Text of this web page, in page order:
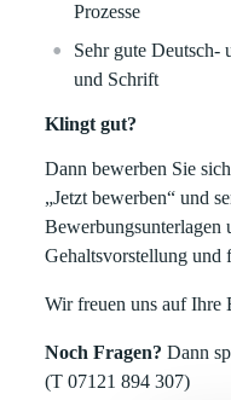
Prozesse
Sehr gute Deutsch-
und Schrift
Klingt gut?
Dann bewerben Sie
„Jetzt bewerben“ und
Bewerbungsunterlagen
Gehaltsvorstellung und
Wir freuen uns auf Ihre
Noch Fragen? Dann
(T 07121 894 307)